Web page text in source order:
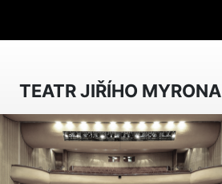
TEATR JIŘÍHO MYRONA